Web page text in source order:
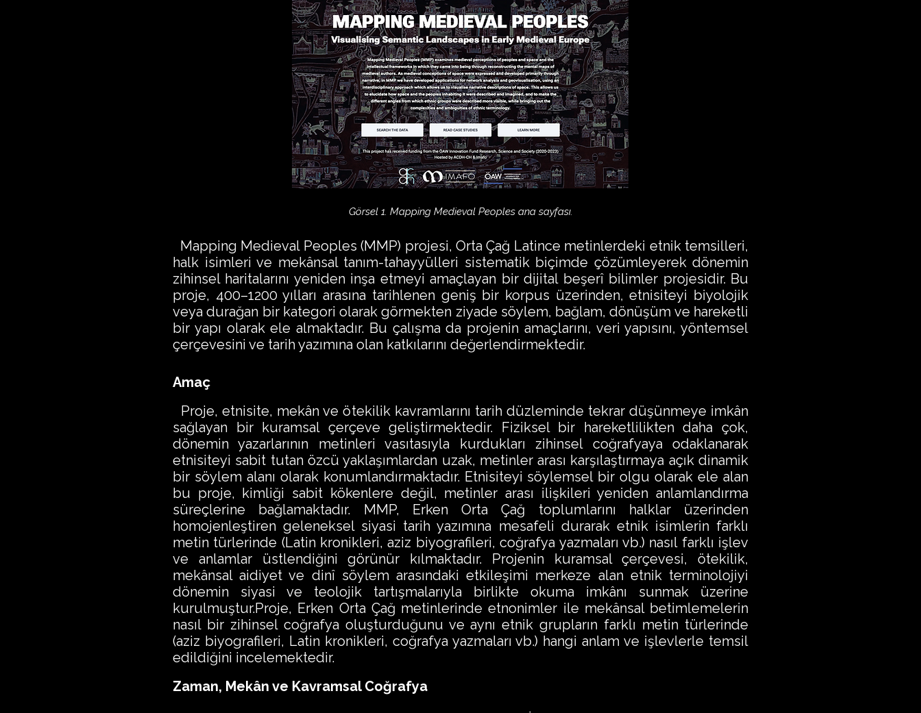
Görsel 1. Mapping Medieval Peoples ana sayfası.
Mapping Medieval Peoples (MMP) projesi, Orta Çağ Latince metinlerdeki etnik temsilleri,
halk isimleri ve mekânsal tanım-tahayyülleri sistematik biçimde çözümleyerek dönemin
zihinsel haritalarını yeniden inşa etmeyi amaçlayan bir dijital beşerî bilimler projesidir. Bu
proje, 400–1200 yılları arasına tarihlenen geniş bir korpus üzerinden, etnisiteyi biyolojik
veya durağan bir kategori olarak görmekten ziyade söylem, bağlam, dönüşüm ve hareketli
bir yapı olarak ele almaktadır. Bu çalışma da projenin amaçlarını, veri yapısını, yöntemsel
çerçevesini ve tarih yazımına olan katkılarını değerlendirmektedir.
Amaç
Proje, etnisite, mekân ve ötekilik kavramlarını tarih düzleminde tekrar düşünmeye imkân
sağlayan bir kuramsal çerçeve geliştirmektedir. Fiziksel bir hareketlilikten daha çok,
dönemin yazarlarının metinleri vasıtasıyla kurdukları zihinsel coğrafyaya odaklanarak
etnisiteyi sabit tutan özcü yaklaşımlardan uzak, metinler arası karşılaştırmaya açık dinamik
bir söylem alanı olarak konumlandırmaktadır. Etnisiteyi söylemsel bir olgu olarak ele alan
bu proje, kimliği sabit kökenlere değil, metinler arası ilişkileri yeniden anlamlandırma
süreçlerine bağlamaktadır. MMP, Erken Orta Çağ toplumlarını halklar üzerinden
homojenleştiren geleneksel siyasi tarih yazımına mesafeli durarak etnik isimlerin farklı
metin türlerinde (Latin kronikleri, aziz biyografileri, coğrafya yazmaları vb.) nasıl farklı işlev
ve anlamlar üstlendiğini görünür kılmaktadır. Projenin kuramsal çerçevesi, ötekilik,
mekânsal aidiyet ve dinî söylem arasındaki etkileşimi merkeze alan etnik terminolojiyi
dönemin siyasi ve teolojik tartışmalarıyla birlikte okuma imkânı sunmak üzerine
kurulmuştur.Proje, Erken Orta Çağ metinlerinde etnonimler ile mekânsal betimlemelerin
nasıl bir zihinsel coğrafya oluşturduğunu ve aynı etnik grupların farklı metin türlerinde
(aziz biyografileri, Latin kronikleri, coğrafya yazmaları vb.) hangi anlam ve işlevlerle temsil
edildiğini incelemektedir.
Zaman, Mekân ve Kavramsal Coğrafya